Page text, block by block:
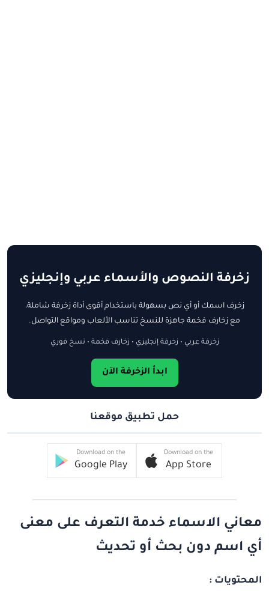
زخرفة النصوص والأسماء عربي وإنجليزي
زخرف اسمك أو أي نص بسهولة باستخدام أقوى أداة زخرفة شاملة،
مع زخارف فخمة جاهزة للنسخ تناسب الألعاب ومواقع التواصل.
زخرفة عربي • زخرفة إنجليزي • زخارف فخمة • نسخ فوري
ابدأ الزخرفة الآن
حمل تطبيق موقعنا
Download on the
App Store
Download on the
Google Play
معاني الاسماء خدمة التعرف على معنى
أي اسم دون بحث أو تحديث
المحتويات :